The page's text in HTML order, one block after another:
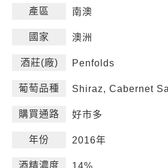
產區 南澳
國家 澳洲
酒莊(廠) Penfolds
葡萄品種 Shiraz, Cabernet
購買通路 好市多
年份 2016年
酒精濃度